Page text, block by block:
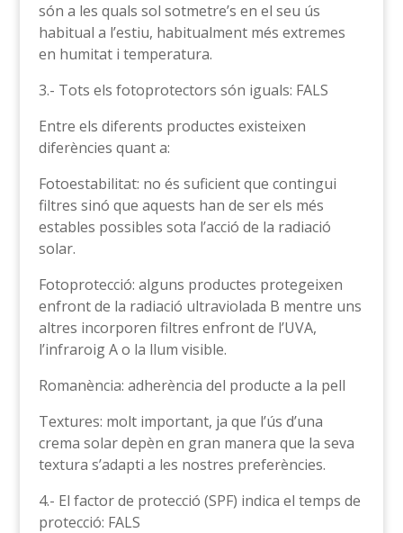
són a les quals sol sotmetre’s en el seu ús
habitual a l’estiu, habitualment més extremes
en humitat i temperatura.
3.- Tots els fotoprotectors són iguals: FALS
Entre els diferents productes existeixen
diferències quant a:
Fotoestabilitat: no és suficient que contingui
filtres sinó que aquests han de ser els més
estables possibles sota l’acció de la radiació
solar.
Fotoprotecció: alguns productes protegeixen
enfront de la radiació ultraviolada B mentre uns
altres incorporen filtres enfront de l’UVA,
l’infraroig A o la llum visible.
Romanència: adherència del producte a la pell
Textures: molt important, ja que l’ús d’una
crema solar depèn en gran manera que la seva
textura s’adapti a les nostres preferències.
4.- El factor de protecció (SPF) indica el temps de
protecció: FALS